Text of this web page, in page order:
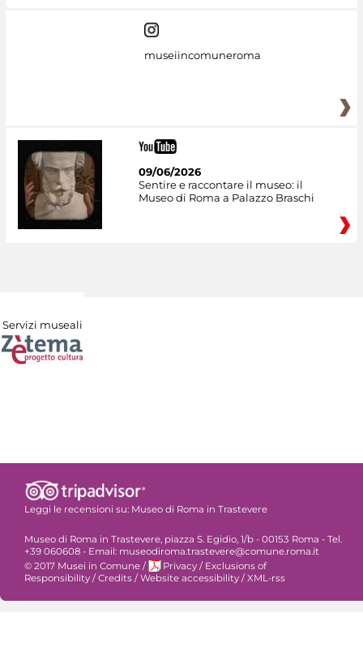
museiincomuneroma
09/06/2026
Sentire e raccontare il museo: il
Museo di Roma a Palazzo Braschi
Servizi museali
Leggi le recensioni su: Museo di Roma in Trastevere
Museo di Roma in Trastevere, piazza S. Egidio, 1/b - 00153 Roma - Tel.
+39 060608 - Email: museodiroma.trastevere@comune.roma.it
© 2017 Musei in Comune / Privacy / Exclusions of
Responsibility /Credits /Website accessibility /XML-rss